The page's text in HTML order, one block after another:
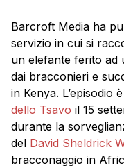
Barcroft Media ha
servizio in cui si
un elefante ferito ad
dai bracconieri e
in Kenya. L’episodio
dello Tsavo il 15
durante la
del David Sheldrick
bracconaggio in